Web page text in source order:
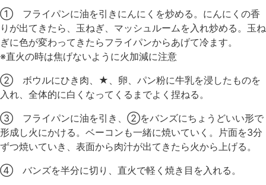
① フライパンに油を引きにんにくを炒める。にんにくの香
りが出てきたら、玉ねぎ、マッシュルームを入れ炒める。玉ね
ぎに色が変わってきたらフライパンからあげて冷ます。
※直火の時は焦げないように火加減に注意
② ボウルにひき肉、★、卵、パン粉に牛乳を浸したものを
入れ、全体的に白くなってくるまでよく捏ねる。
③ フライパンに油を引き、②をバンズにちょうどいい形で
形成し火にかける。ベーコンも一緒に焼いていく。片面を3分
ずつ焼いていき、表面から肉汁が出てきたら火から上げる。
④ バンズを半分に切り、直火で軽く焼き目を入れる。